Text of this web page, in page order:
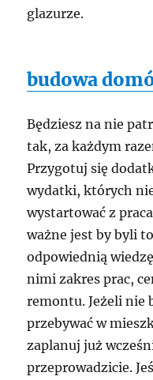
glazurze.
budowa
Będziesz na nie
tak, za każdym
Przygotuj się
wydatki, których
wystartować z
ważne jest by byli
odpowiednią
nimi zakres prac,
remontu. Jeżeli nie
przebywać w
zaplanuj już
przeprowadzicie.